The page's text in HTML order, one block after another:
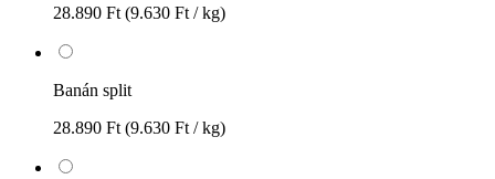
28.890 Ft (9.630 Ft / kg)
Banán split
28.890 Ft (9.630 Ft / kg)